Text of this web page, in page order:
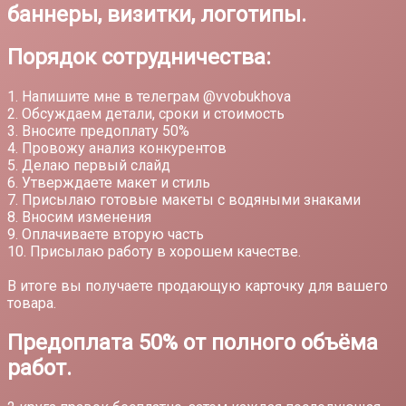
баннеры, визитки, логотипы.
Порядок сотрудничества:
1. Напишите мне в телеграм @vvobukhova
2. Обсуждаем детали, сроки и стоимость
3. Вносите предоплату 50%
4. Провожу анализ конкурентов
5. Делаю первый слайд
6. Утверждаете макет и стиль
7. Присылаю готовые макеты с водяными знаками
8. Вносим изменения
9. Оплачиваете вторую часть
10. Присылаю работу в хорошем качестве.
В итоге вы получаете продающую карточку для вашего
товара.
Предоплата 50% от полного объёма
работ.